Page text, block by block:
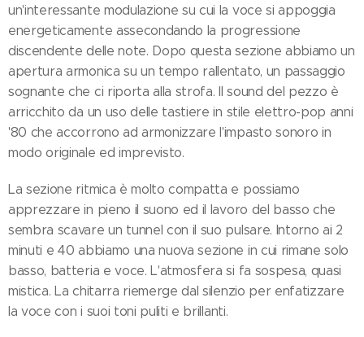
un'interessante modulazione su cui la voce si appoggia
energeticamente assecondando la progressione
discendente delle note. Dopo questa sezione abbiamo un
apertura armonica su un tempo rallentato, un passaggio
sognante che ci riporta alla strofa. Il sound del pezzo è
arricchito da un uso delle tastiere in stile elettro-pop anni
'80 che accorrono ad armonizzare l'impasto sonoro in
modo originale ed imprevisto.
La sezione ritmica è molto compatta e possiamo
apprezzare in pieno il suono ed il lavoro del basso che
sembra scavare un tunnel con il suo pulsare. Intorno ai 2
minuti e 40 abbiamo una nuova sezione in cui rimane solo
basso, batteria e voce. L'atmosfera si fa sospesa, quasi
mistica. La chitarra riemerge dal silenzio per enfatizzare
la voce con i suoi toni puliti e brillanti.